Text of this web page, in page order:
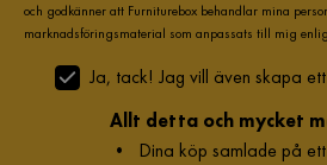
och godkänner att Furniturebox behandlar mina
marknadsföringsmaterial som anpassats till mig
Ja, tack! Jag vill även skapa
Allt detta och mycket
• Dina köp samlade på